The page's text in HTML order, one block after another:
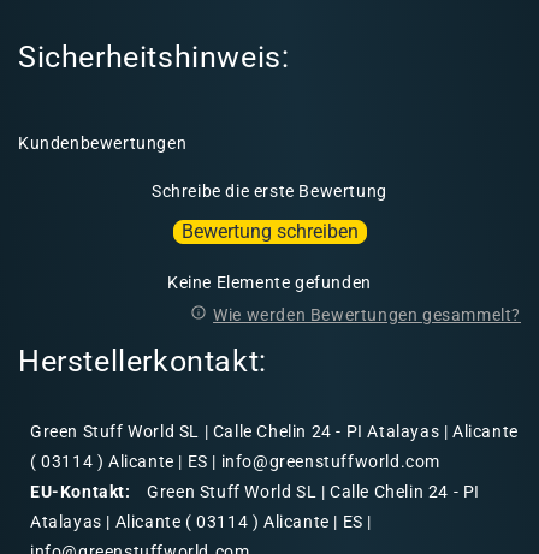
Sicherheitshinweis:
Kundenbewertungen
Schreibe die erste Bewertung
Bewertung schreiben
Keine Elemente gefunden
Wie werden Bewertungen gesammelt?
Herstellerkontakt:
Green Stuff World SL | Calle Chelin 24 - PI Atalayas | Alicante
( 03114 ) Alicante | ES | info@greenstuffworld.com
EU-Kontakt:
Green Stuff World SL | Calle Chelin 24 - PI
Atalayas | Alicante ( 03114 ) Alicante | ES |